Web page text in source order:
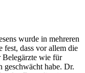
wurde in mehreren
fest, dass vor allem die
Belegärzte wie für
geschwächt habe. Dr.